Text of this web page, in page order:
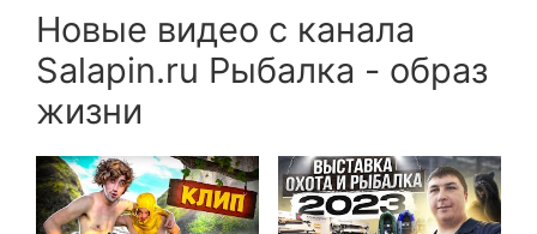
Новые видео с канала
Salapin.ru Рыбалка - образ
жизни